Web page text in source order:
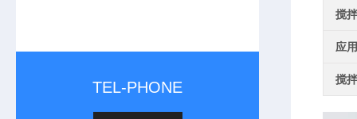
TEL-PHONE
搅
应
搅